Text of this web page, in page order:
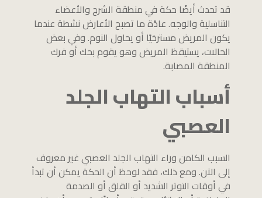
قد تحدث أيضًا حكة في منطقة الشرج والأعضاء
التناسلية والوجه. عادًة ما تصبح الأعارض نشطة عندما
يكون المريض مسترخيًا أو يحاول النوم. وفي بعض
الحالات، يستيقظ المريض وهو يقوم بحك أو فرك
المنطقة المصابة.
أسباب التهاب الجلد
العصبي
السبب الكامن وراء التهاب الجلد العصبي غير معروف
إلى الآن. ومع ذلك، فقد لوحظ أن الحكة يمكن أن تبدأ
في أوقات التوتر الشديد أو القلق أو الصدمة